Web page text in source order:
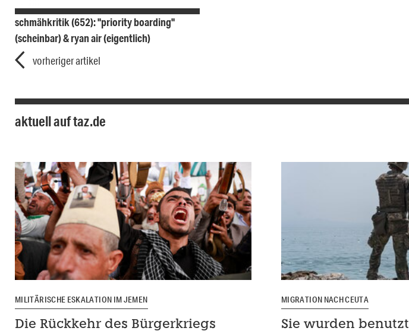
schmähkritik (652): "priority boarding"
(scheinbar) & ryan air (eigentlich)
vorheriger artikel
aktuell auf taz.de
MILITÄRISCHE ESKALATION IM JEMEN
Die Rückkehr des Bürgerkriegs
MIGRATION NACH CEUTA
Sie wurden benutzt